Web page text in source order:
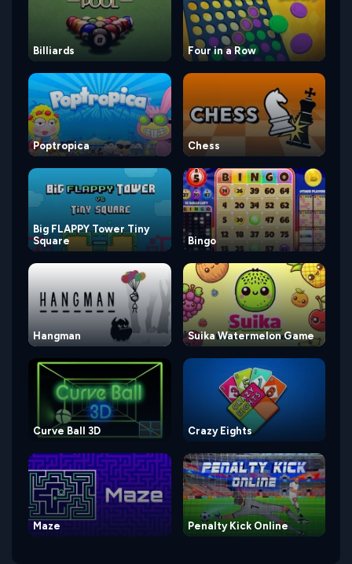
Billiards Four in a Row
Poptropica Chess
Big FLAPPY Tower Tiny
Square
Bingo
Hangman Suika Watermelon Game
Curve Ball 3D Crazy Eights
Maze Penalty Kick Online